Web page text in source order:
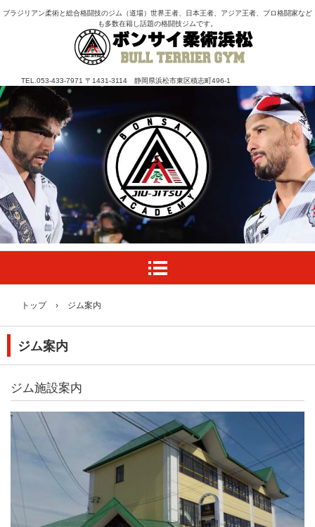
ブラジリアン柔術と総合格闘技のジム（道場）世界王者、日本王者、アジア王者、プロ格闘家など
も多数在籍し話題の格闘技ジムです。
TEL.053-433-7971 〒1431-3114 静岡県浜松市東区積志町496-1
トップ › ジム案内
ジム案内
ジム施設案内